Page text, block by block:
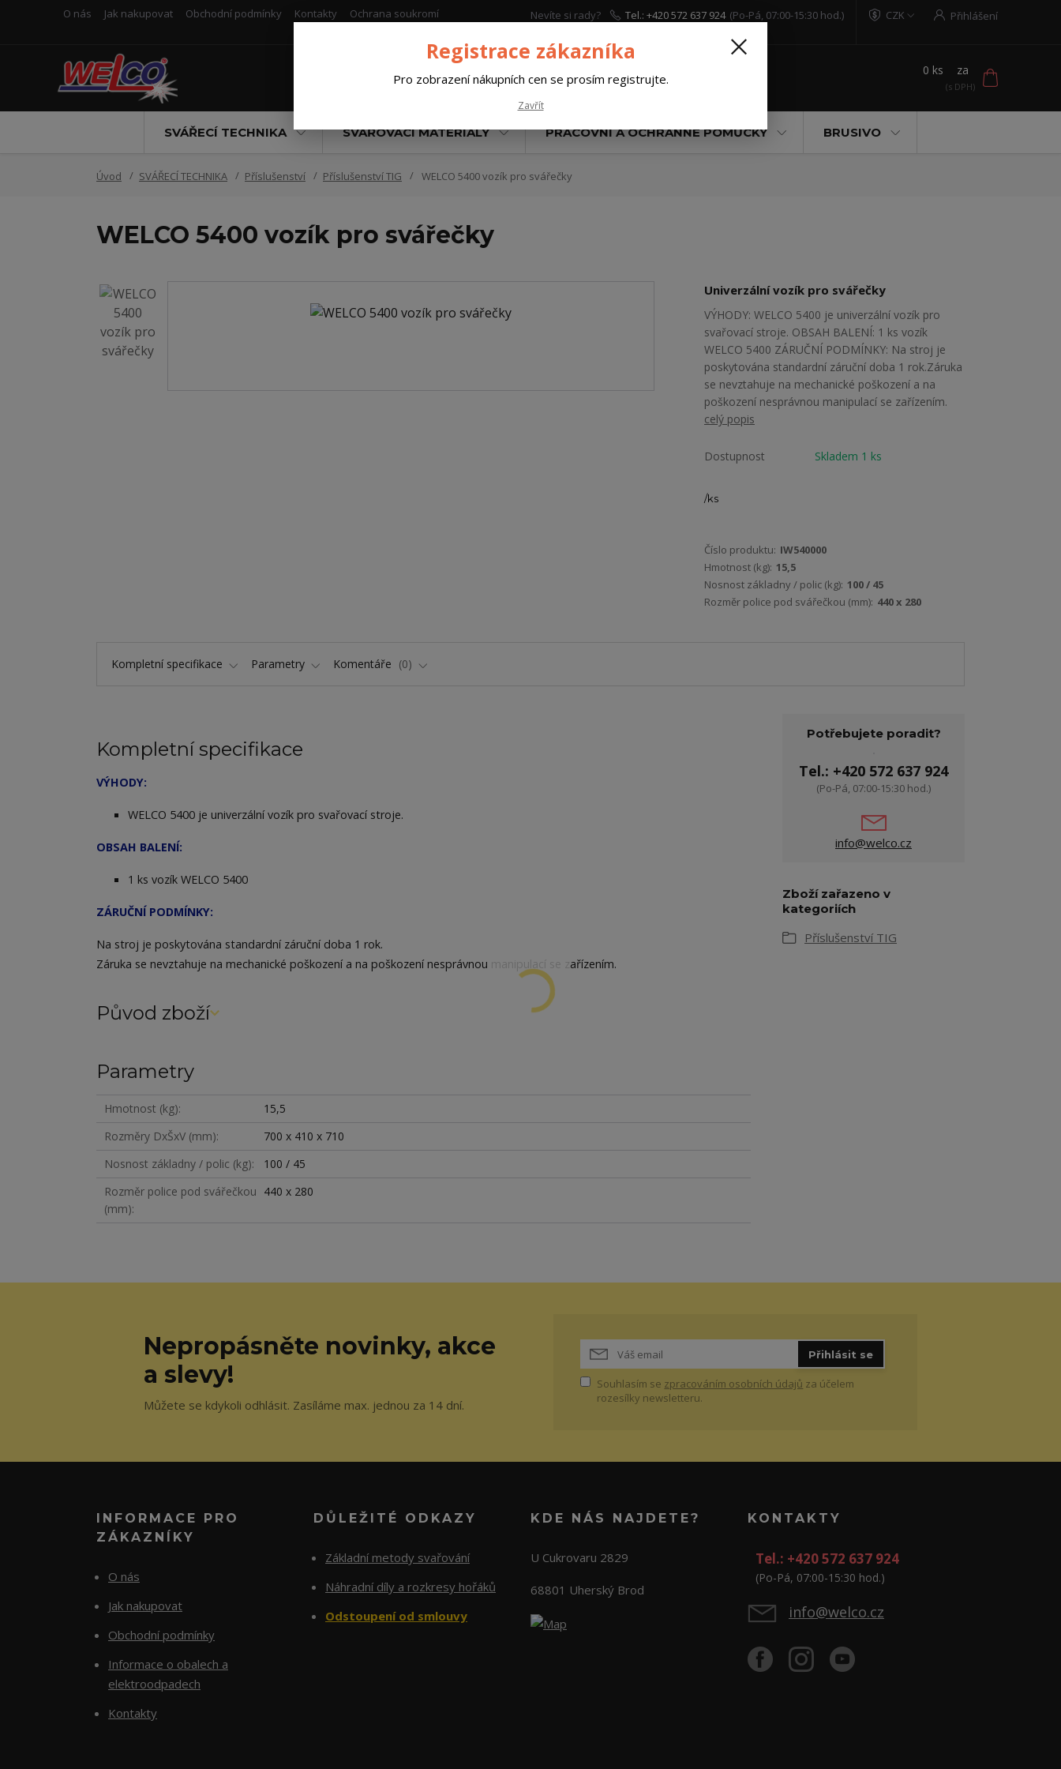
O nás Jak nakupovat Obchodní podmínky Kontakty Ochrana soukromí CZK Přihlášení
Nevíte si rady?
Tel.: +420 572 637 924 (Po-Pá, 07:00-15:30 hod.)
0 ks za
SVÁŘECÍ TECHNIKA SVAŘOVACÍ MATERIÁLY PRACOVNÍ A OCHRANNÉ POMŮCKY BRUSIVO
Úvod SVÁŘECÍ TECHNIKA Příslušenství Příslušenství TIG WELCO 5400 vozík pro svářečky
WELCO 5400 vozík pro svářečky
Univerzální vozík pro svářečky
VÝHODY: WELCO 5400 je univerzální vozík pro
svařovací stroje. OBSAH BALENÍ: 1 ks vozík
WELCO 5400 ZÁRUČNÍ PODMÍNKY: Na stroj je
poskytována standardní záruční doba 1 rok.Záruka
se nevztahuje na mechanické poškození a na
poškození nesprávnou manipulací se zařízením.
celý popis
Dostupnost Skladem 1 ks
/ks
Číslo produktu: IW540000
Hmotnost (kg): 15,5
Nosnost základny / polic (kg): 100 / 45
Rozměr police pod svářečkou (mm): 440 x 280
Kompletní specifikace Parametry Komentáře 0
Kompletní specifikace
VÝHODY:
WELCO 5400 je univerzální vozík pro svařovací stroje.
OBSAH BALENÍ:
1 ks vozík WELCO 5400
ZÁRUČNÍ PODMÍNKY:
Na stroj je poskytována standardní záruční doba 1 rok.
Záruka se nevztahuje na mechanické poškození a na poškození nesprávnou manipulací se zařízením.
Původ zboží
Parametry
Hmotnost (kg)
15,5
Rozměry DxŠxV (mm)
700 x 410 x 710
Nosnost základny / polic (kg)
100 / 45
Rozměr police pod svářečkou
(mm)
440 x 280
Potřebujete poradit?
Tel.: +420 572 637 924
(Po-Pá, 07:00-15:30 hod.)
info@welco.cz
Zboží zařazeno v
kategoriích
Příslušenství TIG
Nepropásněte novinky, akce
a slevy!
Můžete se kdykoli odhlásit. Zasíláme max. jednou za 14 dní.
Přihlásit se
Souhlasím se zpracováním osobních údajů za účelem
rozesílky newsletteru.
INFORMACE PRO
ZÁKAZNÍKY
O nás
Jak nakupovat
Obchodní podmínky
Informace o obalech a
elektroodpadech
Kontakty
DŮLEŽITÉ ODKAZY
Základní metody svařování
Náhradní díly a rozkresy hořáků
Odstoupení od smlouvy
KDE NÁS NAJDETE?
U Cukrovaru 2829
68801 Uherský Brod
KONTAKTY
Tel.: +420 572 637 924
(Po-Pá, 07:00-15:30 hod.)
info@welco.cz
Registrace zákazníka
Pro zobrazení nákupních cen se prosím registrujte.
Zavřít